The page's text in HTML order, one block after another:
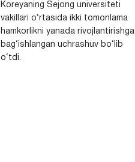
Koreyaning Sejong universiteti
vakillari o‘rtasida ikki tomonlama
hamkorlikni yanada rivojlantirishga
bag‘ishlangan uchrashuv bo‘lib
o‘tdi.